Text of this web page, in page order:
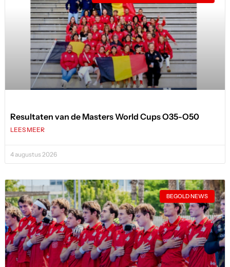
Resultaten van de Masters World Cups O35-O50
LEES MEER
4 augustus 2026
BEGOLD NEWS